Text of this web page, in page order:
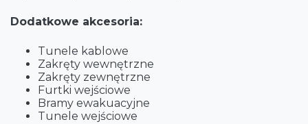
Dodatkowe akcesoria:
Tunele kablowe
Zakręty wewnętrzne
Zakręty zewnętrzne
Furtki wejściowe
Bramy ewakuacyjne
Tunele wejściowe